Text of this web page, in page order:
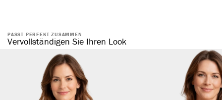
natürliche Baumwolle
komfortabler, elastischer Bund
ohne störende Seitennaht
formstabil & elastisch
hautsympathisch & temperaturregulierend
atmungsaktiv
PASST PERFEKT ZUSAMMEN
Vervollständigen Sie Ihren Look